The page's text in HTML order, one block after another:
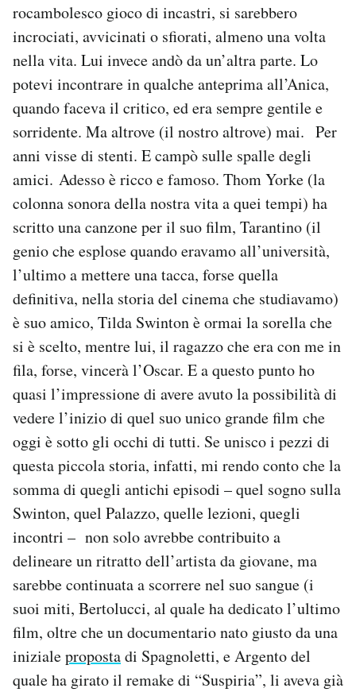
rocambolesco gioco di incastri, si sarebbero
incrociati, avvicinati o sfiorati, almeno una volta
nella vita. Lui invece andò da un’altra parte. Lo
potevi incontrare in qualche anteprima all’Anica,
quando faceva il critico, ed era sempre gentile e
sorridente. Ma altrove (il nostro altrove) mai. Per
anni visse di stenti. E campò sulle spalle degli
amici. Adesso è ricco e famoso. Thom Yorke (la
colonna sonora della nostra vita a quei tempi) ha
scritto una canzone per il suo film, Tarantino (il
genio che esplose quando eravamo all’università,
l’ultimo a mettere una tacca, forse quella
definitiva, nella storia del cinema che studiavamo)
è suo amico, Tilda Swinton è ormai la sorella che
si è scelto, mentre lui, il ragazzo che era con me in
fila, forse, vincerà l’Oscar. E a questo punto ho
quasi l’impressione di avere avuto la possibilità di
vedere l’inizio di quel suo unico grande film che
oggi è sotto gli occhi di tutti. Se unisco i pezzi di
questa piccola storia, infatti, mi rendo conto che la
somma di quegli antichi episodi – quel sogno sulla
Swinton, quel Palazzo, quelle lezioni, quegli
incontri – non solo avrebbe contribuito a
delineare un ritratto dell’artista da giovane, ma
sarebbe continuata a scorrere nel suo sangue (i
suoi miti, Bertolucci, al quale ha dedicato l’ultimo
film, oltre che un documentario nato giusto da una
inizialepropostadi Spagnoletti, e Argento del
quale ha girato il remake di “Suspiria”, li aveva già